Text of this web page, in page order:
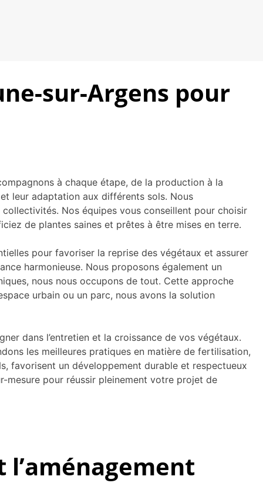
sur-Argens pour
à chaque étape, de la production à la
leur adaptation aux différents sols. Nous
Nos équipes vous conseillent pour choisir
de plantes saines et prêtes à être mises en terre.
pour favoriser la reprise des végétaux et assurer
harmonieuse. Nous proposons également un
nous nous occupons de tout. Cette approche
urbain ou un parc, nous avons la solution
dans l’entretien et la croissance de vos végétaux.
les meilleures pratiques en matière de fertilisation,
favorisent un développement durable et respectueux
mesure pour réussir pleinement votre projet de